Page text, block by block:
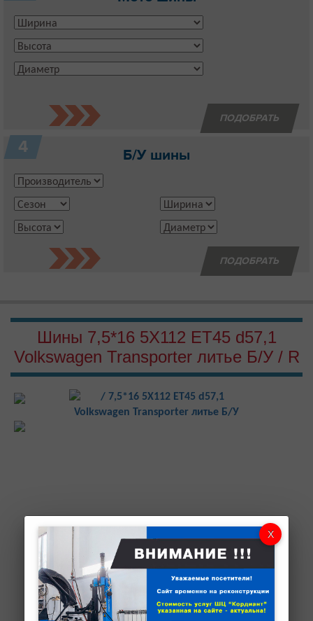
4 Б/У шины
Шины 7,5*16 5Х112 EТ45 d57,1
Volkswagen Transporter литье Б/У / R